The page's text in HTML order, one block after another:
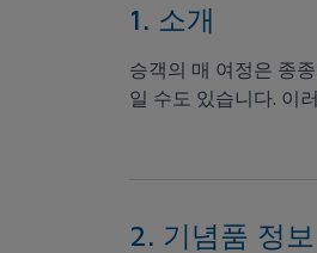
1. 소개
승객의 매 여정은 종
일 수도 있습니다. 이
2. 기념품 정보